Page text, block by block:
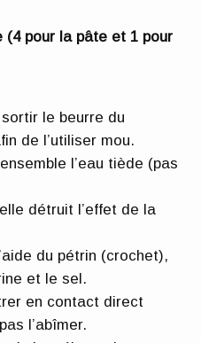
pour la pâte et 1 pour
le beurre du
de l’utiliser mou.
l’eau tiède (pas
détruit l’effet de la
du pétrin (crochet),
et le sel.
en contact direct
l’abîmer.